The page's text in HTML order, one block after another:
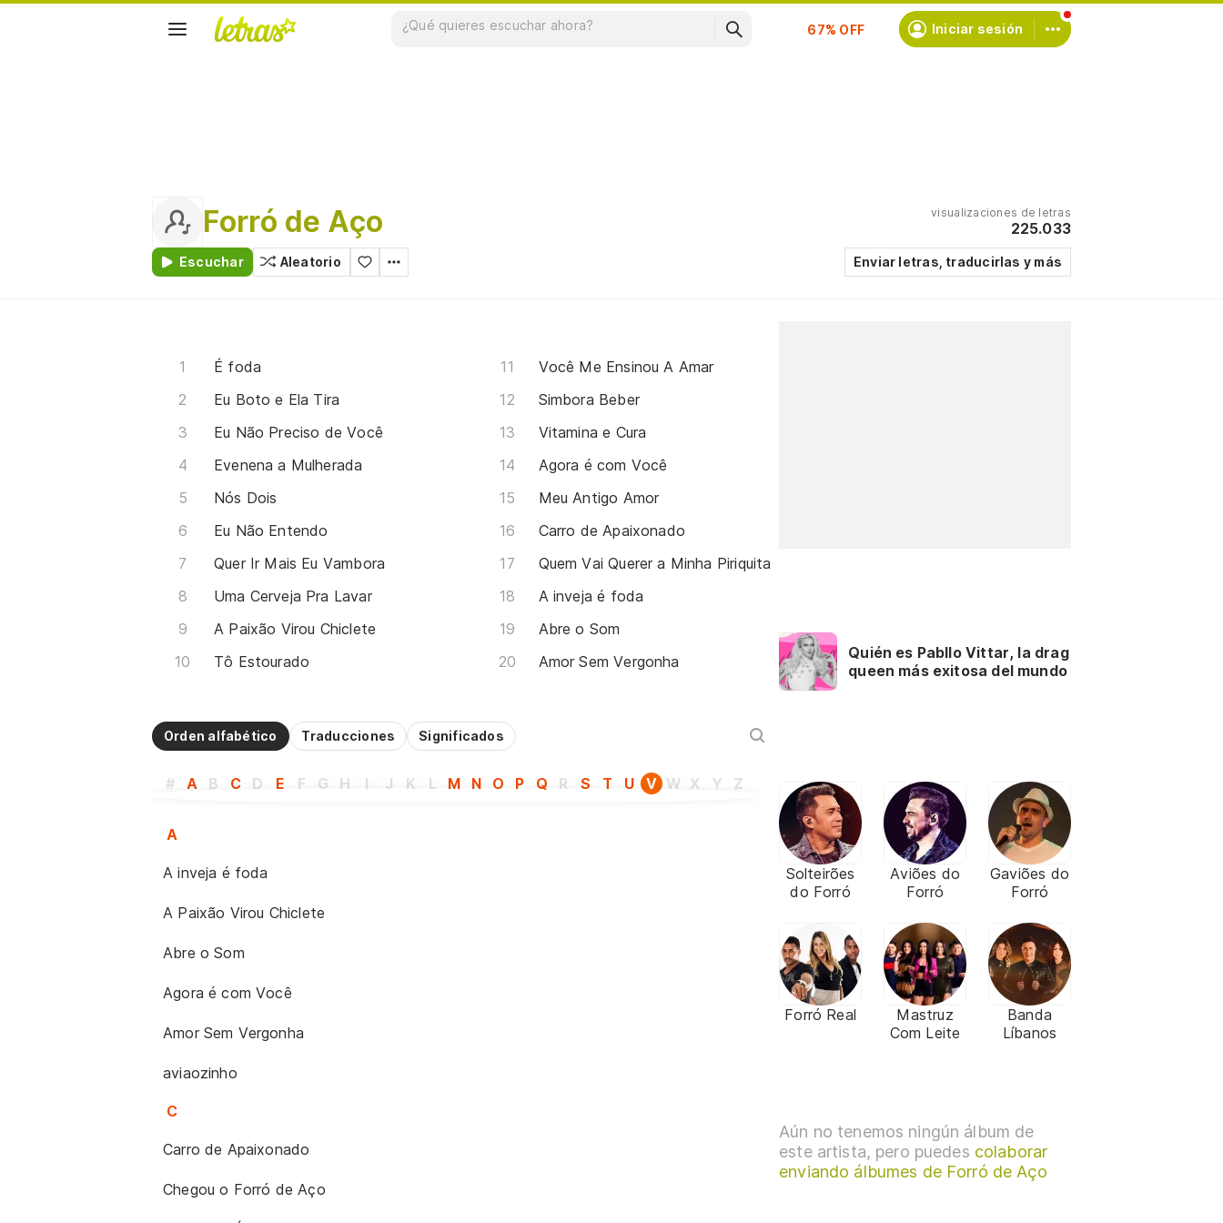
Suscríbete Iniciar sesión
Forró de Aço
Escuchar Aleatorio
visualizaciones de letras
225.033
Enviar letras, traducirlas y más
É foda
Eu Boto e Ela Tira
Eu Não Preciso de Você
Evenena a Mulherada
Nós Dois
Eu Não Entendo
Quer Ir Mais Eu Vambora
Uma Cerveja Pra Lavar
A Paixão Virou Chiclete
Tô Estourado
Você Me Ensinou A Amar
Simbora Beber
Vitamina e Cura
Agora é com Você
Meu Antigo Amor
Carro de Apaixonado
Quem Vai Querer a Minha Piriquita
A inveja é foda
Abre o Som
Amor Sem Vergonha
Orden alfabético Traducciones Significados
# A B C D E F G H I J K L M N O P Q R S T U V W X Y Z
A
A inveja é foda
A Paixão Virou Chiclete
Abre o Som
Agora é com Você
Amor Sem Vergonha
aviaozinho
C
Carro de Apaixonado
Chegou o Forró de Aço
Quién es Pabllo Vittar, la drag
queen más exitosa del mundo
Solteirões
do Forró
Aviões do
Forró
Gaviões do
Forró
Forró Real
Mastruz
Com Leite
Banda
Líbanos
Aún no tenemos ningún álbum de
este artista, pero puedes colaborar
enviando álbumes de Forró de Aço